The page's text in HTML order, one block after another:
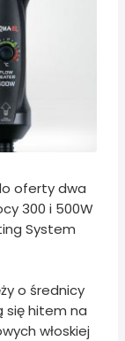
oferty dwa
300 i 500W
System
o średnicy
się hitem na
włoskiej